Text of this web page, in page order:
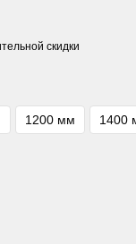
скидки
1200 мм 1400